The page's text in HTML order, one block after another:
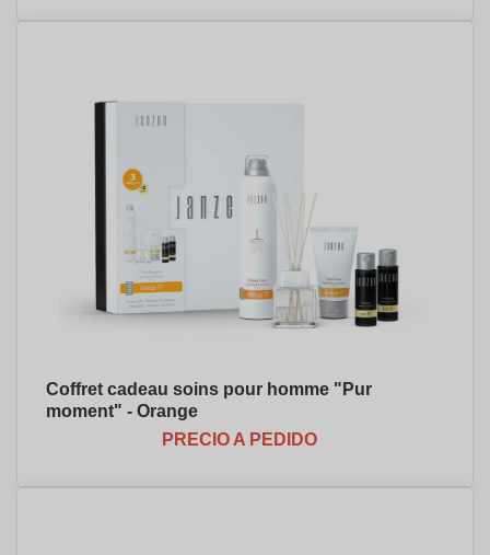
Coffret cadeau soins pour homme "Pur
moment" - Orange
PRECIO A PEDIDO